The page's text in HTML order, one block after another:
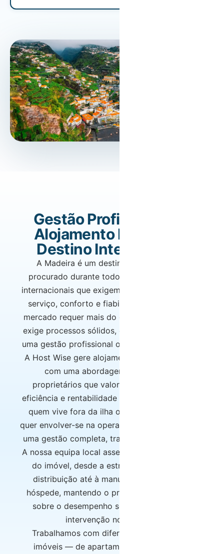
Gestão Profissional de
Alojamento Local num
Destino Internacional
A Madeira é um destino turístico global,
procurado durante todo o ano por viajantes
internacionais que exigem elevados padrões de
serviço, conforto e fiabilidade. Operar neste
mercado requer mais do que presença local —
exige processos sólidos, equipas preparadas e
uma gestão profissional orientada a resultados.
A Host Wise gere alojamento local na Madeira
com uma abordagem pensada para
proprietários que valorizam tranquilidade,
eficiência e rentabilidade sustentável. Seja para
quem vive fora da ilha ou simplesmente não
quer envolver-se na operação diária, garantimos
uma gestão completa, transparente e rigorosa.
A nossa equipa local assegura toda a operação
do imóvel, desde a estratégia de preços e
distribuição até à manutenção e apoio ao
hóspede, mantendo o proprietário informado
sobre o desempenho sem necessidade de
intervenção no dia a dia.
Trabalhamos com diferentes tipologias de
imóveis — de apartamentos no Funchal a